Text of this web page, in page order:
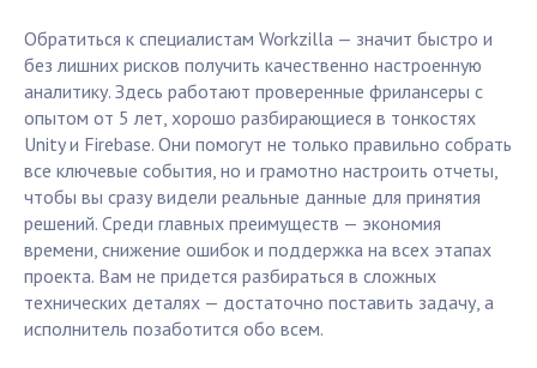
Обратиться к специалистам Workzilla — значит быстро и
без лишних рисков получить качественно настроенную
аналитику. Здесь работают проверенные фрилансеры с
опытом от 5 лет, хорошо разбирающиеся в тонкостях
Unity и Firebase. Они помогут не только правильно собрать
все ключевые события, но и грамотно настроить отчеты,
чтобы вы сразу видели реальные данные для принятия
решений. Среди главных преимуществ — экономия
времени, снижение ошибок и поддержка на всех этапах
проекта. Вам не придется разбираться в сложных
технических деталях — достаточно поставить задачу, а
исполнитель позаботится обо всем.